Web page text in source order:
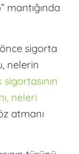
mantığında
sigorta
nelerin
sigortasının
neleri
atmanı